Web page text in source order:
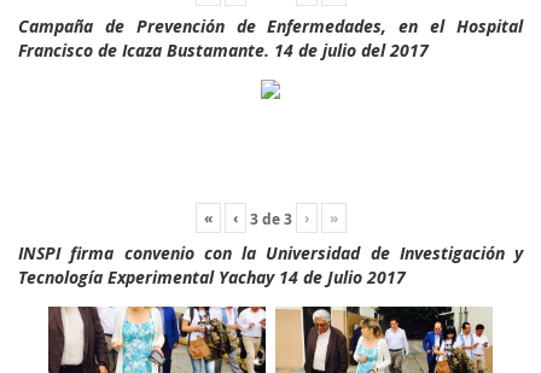
Campaña de Prevención de Enfermedades, en el Hospital
Francisco de Icaza Bustamante. 14 de julio del 2017
« ‹ 3de3 › »
INSPI firma convenio con la Universidad de Investigación y
Tecnología Experimental Yachay 14 de Julio 2017